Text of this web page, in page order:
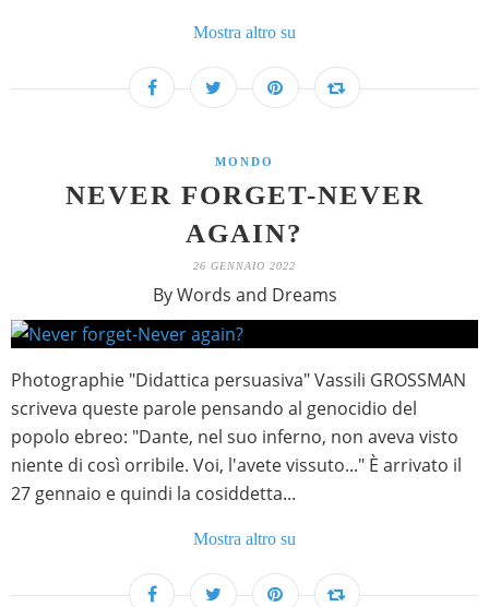
Mostra altro su
MONDO
NEVER FORGET-NEVER
AGAIN?
26 GENNAIO 2022
By Words and Dreams
Photographie "Didattica persuasiva" Vassili GROSSMAN
scriveva queste parole pensando al genocidio del
popolo ebreo: "Dante, nel suo inferno, non aveva visto
niente di così orribile. Voi, l'avete vissuto..." È arrivato il
27 gennaio e quindi la cosiddetta...
Mostra altro su